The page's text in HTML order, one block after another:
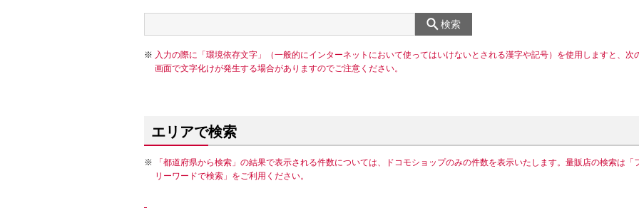
検索
入力の際に「環境依存文字」（一般的にインターネットにおいて使ってはいけないとされる漢字や記号）を使用しますと、次
画面で文字化けが発生する場合がありますのでご注意ください。
エリアで検索
「都道府県から検索」の結果で表示される件数については、ドコモショップのみの件数を表示いたします。量販店の検索は「
リーワードで検索」をご利用ください。